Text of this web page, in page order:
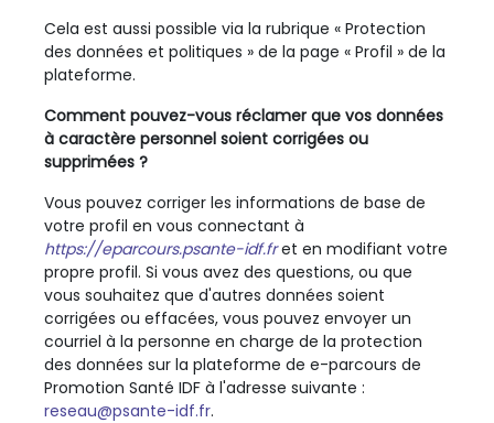
Cela est aussi possible via la rubrique « Protection
des données et politiques » de la page « Profil » de la
plateforme.
Comment pouvez-vous réclamer que vos données
à caractère personnel soient corrigées ou
supprimées ?
Vous pouvez corriger les informations de base de
votre profil en vous connectant à
https://eparcours.psante-idf.fr et en modifiant votre
propre profil. Si vous avez des questions, ou que
vous souhaitez que d'autres données soient
corrigées ou effacées, vous pouvez envoyer un
courriel à la personne en charge de la protection
des données sur la plateforme de e-parcours de
Promotion Santé IDF à l'adresse suivante :
reseau@psante-idf.fr.